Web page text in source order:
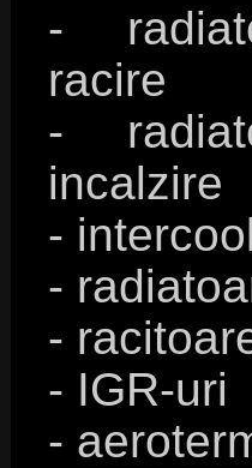
-
racire
-
incalzire
-
-
-
- IGR-uri
-